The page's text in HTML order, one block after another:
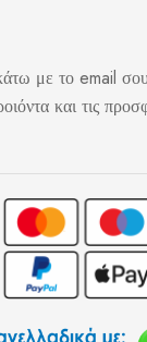
με το email σου
και τις